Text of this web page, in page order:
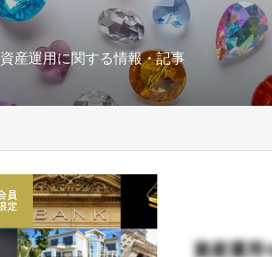
資産運用に関する情報・記事
資産運用